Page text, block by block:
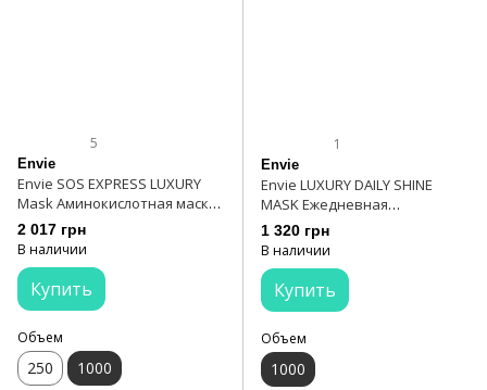
5
Envie
Envie SOS EXPRESS LUXURY
Mask Аминокислотная маска
1000 мл
2 017 грн
В наличии
Купить
Объем
250 1000
1
Envie
Envie LUXURY DAILY SHINE
MASK Ежедневная
питательная маска 1000 мл
1 320 грн
В наличии
Купить
Объем
1000